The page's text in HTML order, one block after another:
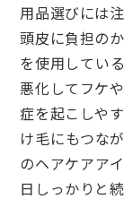
用品選びには
頭皮に負担の
を使用してい
悪化してフケ
症を起こしや
け毛にもつな
のヘアケアア
日しっかりと